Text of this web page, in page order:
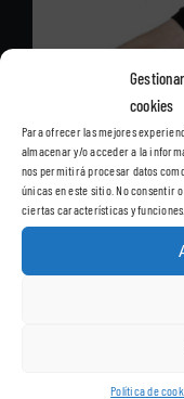
cookies
Para ofrecer las mejores
almacenar y/o acceder a la
nos permitirá procesar datos
únicas en este sitio. No consentir
ciertas características y funciones.
Política de